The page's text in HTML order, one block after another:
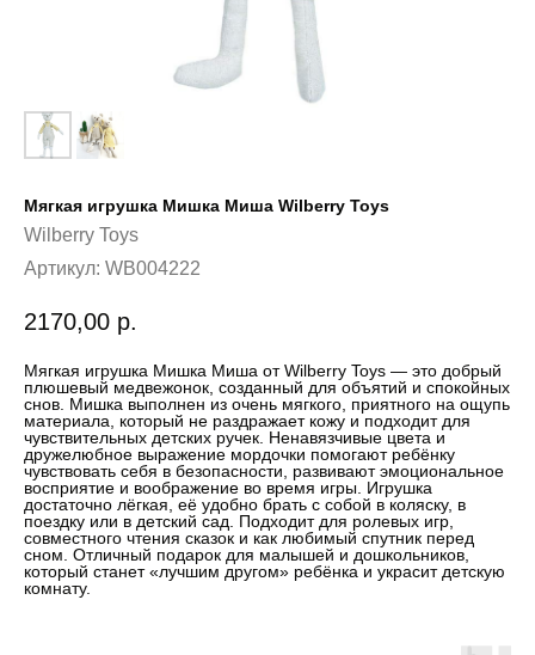
Мягкая игрушка Мишка Миша Wilberry Toys
Wilberry Toys
Артикул: WB004222
2170,00 р.
Мягкая игрушка Мишка Миша от Wilberry Toys — это добрый
плюшевый медвежонок, созданный для объятий и спокойных
снов. Мишка выполнен из очень мягкого, приятного на ощупь
материала, который не раздражает кожу и подходит для
чувствительных детских ручек. Ненавязчивые цвета и
дружелюбное выражение мордочки помогают ребёнку
чувствовать себя в безопасности, развивают эмоциональное
восприятие и воображение во время игры. Игрушка
достаточно лёгкая, её удобно брать с собой в коляску, в
поездку или в детский сад. Подходит для ролевых игр,
совместного чтения сказок и как любимый спутник перед
сном. Отличный подарок для малышей и дошкольников,
который станет «лучшим другом» ребёнка и украсит детскую
комнату.